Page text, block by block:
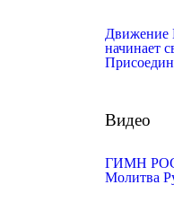
начинает
Видео
ГИМН
Молитва